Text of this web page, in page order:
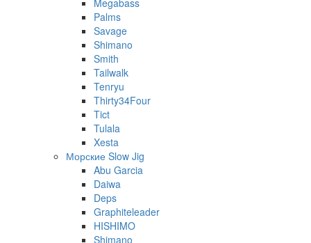
Megabass
Palms
Savage
Shimano
Smith
Tailwalk
Tenryu
Thirty34Four
Tict
Tulala
Xesta
Морские Slow Jig
Abu Garcia
Daiwa
Deps
Graphiteleader
HISHIMO
Shimano